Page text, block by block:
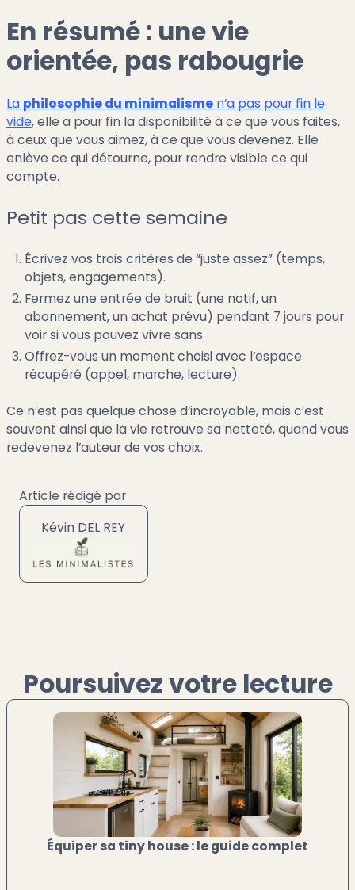
En résumé : une vie
orientée, pas rabougrie
La philosophie du minimalismen’a pas pour fin le
vide, elle a pour fin la disponibilité à ce que vous faites,
à ceux que vous aimez, à ce que vous devenez. Elle
enlève ce qui détourne, pour rendre visible ce qui
compte.
Petit pas cette semaine
Écrivez vos trois critères de “juste assez” (temps,
objets, engagements).
Fermez une entrée de bruit (une notif, un
abonnement, un achat prévu) pendant 7 jours pour
voir si vous pouvez vivre sans.
Offrez-vous un moment choisi avec l’espace
récupéré (appel, marche, lecture).
Ce n’est pas quelque chose d’incroyable, mais c’est
souvent ainsi que la vie retrouve sa netteté, quand vous
redevenez l’auteur de vos choix.
Article rédigé par
Kévin DEL REY
Poursuivez votre lecture
Équiper sa tiny house : le guide complet